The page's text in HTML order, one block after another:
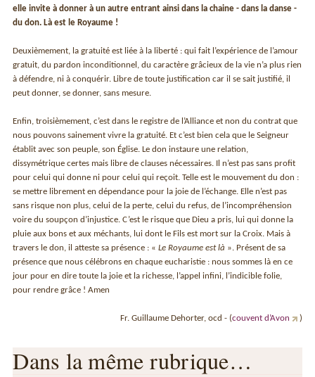
elle invite à donner à un autre entrant ainsi dans la chaine - dans la danse -
du don. Là est le Royaume !
Deuxièmement, la gratuité est liée à la liberté : qui fait l’expérience de l’amour
gratuit, du pardon inconditionnel, du caractère grâcieux de la vie n’a plus rien
à défendre, ni à conquérir. Libre de toute justification car il se sait justifié, il
peut donner, se donner, sans mesure.
Enfin, troisièmement, c’est dans le registre de l’Alliance et non du contrat que
nous pouvons sainement vivre la gratuité. Et c’est bien cela que le Seigneur
établit avec son peuple, son Église. Le don instaure une relation,
dissymétrique certes mais libre de clauses nécessaires. Il n’est pas sans profit
pour celui qui donne ni pour celui qui reçoit. Telle est le mouvement du don :
se mettre librement en dépendance pour la joie de l’échange. Elle n’est pas
sans risque non plus, celui de la perte, celui du refus, de l’incompréhension
voire du soupçon d’injustice. C’est le risque que Dieu a pris, lui qui donne la
pluie aux bons et aux méchants, lui dont le Fils est mort sur la Croix. Mais à
travers le don, il atteste sa présence : «Le Royaume est là ». Présent de sa
présence que nous célébrons en chaque eucharistie : nous sommes là en ce
jour pour en dire toute la joie et la richesse, l’appel infini, l’indicible folie,
pour rendre grâce ! Amen
Fr. Guillaume Dehorter, ocd - (couvent d’Avon )
Dans la même rubrique…